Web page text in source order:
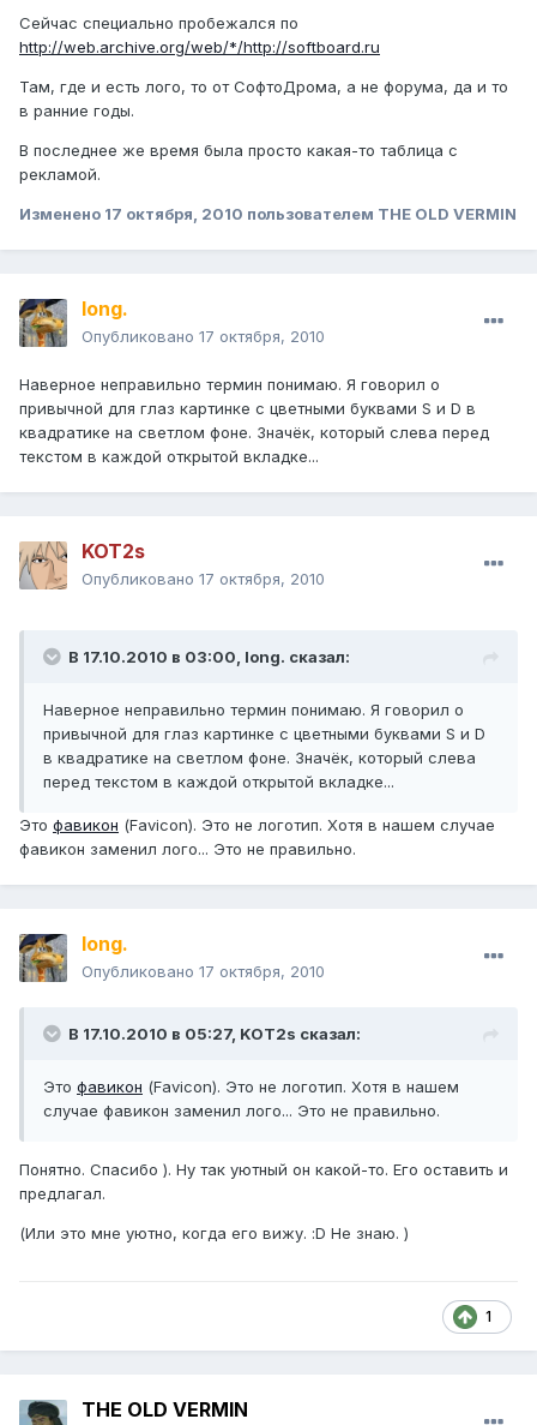
Сейчас специально пробежался по
http://web.archive.org/web/*/http://softboard.ru
Там, где и есть лого, то от СофтоДрома, а не форума, да и то
в ранние годы.
В последнее же время была просто какая-то таблица с
рекламой.
Изменено 17 октября, 2010 пользователем THE OLD VERMIN
long.
Опубликовано 17 октября, 2010
Наверное неправильно термин понимаю. Я говорил о
привычной для глаз картинке с цветными буквами S и D в
квадратике на светлом фоне. Значёк, который слева перед
текстом в каждой открытой вкладке...
KOT2s
Опубликовано 17 октября, 2010
В 17.10.2010 в 03:00, long. сказал:
Наверное неправильно термин понимаю. Я говорил о
привычной для глаз картинке с цветными буквами S и D
в квадратике на светлом фоне. Значёк, который слева
перед текстом в каждой открытой вкладке...
Это фавикон (Favicon). Это не логотип. Хотя в нашем случае
фавикон заменил лого... Это не правильно.
long.
Опубликовано 17 октября, 2010
В 17.10.2010 в 05:27, KOT2s сказал:
Это фавикон (Favicon). Это не логотип. Хотя в нашем
случае фавикон заменил лого... Это не правильно.
Понятно. Спасибо ). Ну так уютный он какой-то. Его оставить и
предлагал.
(Или это мне уютно, когда его вижу. :D Не знаю. )
1
THE OLD VERMIN